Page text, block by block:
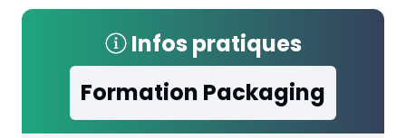
Infos pratiques
Formation Packaging